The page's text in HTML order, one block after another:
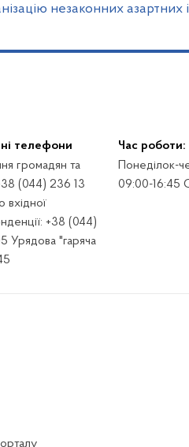
незаконних азартних
телефони
громадян та
(044) 236 13
+38 (044)
Урядова "гаряча
Час роботи:
Понеділок-
09:00-16:45